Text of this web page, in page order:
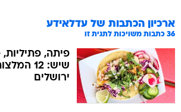
ארכיון הכתבות של עדלאידע
36 כתבות משויכות לתגית זו
פיתה,
שיש: 12
ירושלים